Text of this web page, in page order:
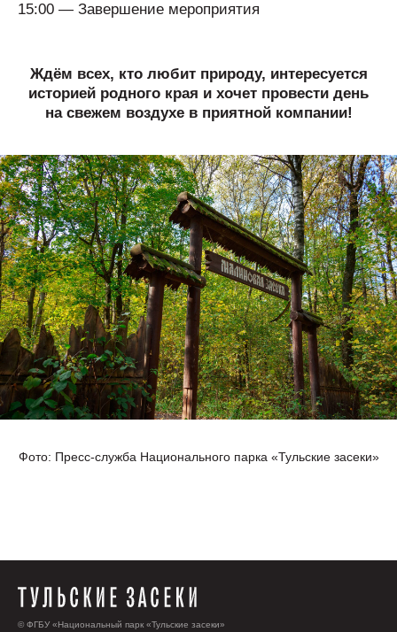
15:00 — Завершение мероприятия
Ждём всех, кто любит природу, интересуется
историей родного края и хочет провести день
на свежем воздухе в приятной компании!
Фото: Пресс-служба Национального парка «Тульские засеки»
© ФГБУ «Национальный парк «Тульские засеки»